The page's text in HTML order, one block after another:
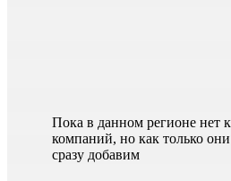
Пока в данном регионе нет
компаний, но как только
сразу добавим